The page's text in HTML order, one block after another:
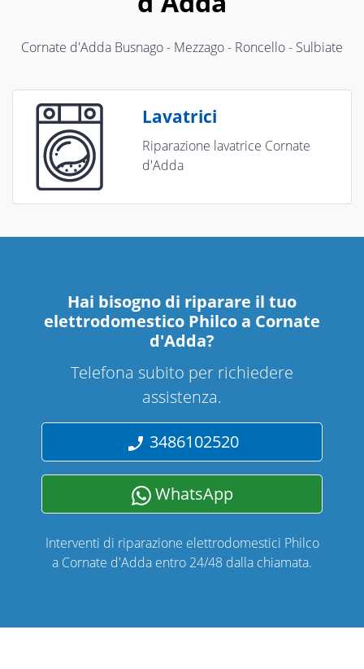
Cornate d'Adda Busnago - Mezzago - Roncello - Sulbiate
Lavatrici
Riparazione lavatrice Cornate
d'Adda
Hai bisogno di riparare il tuo
elettrodomestico Philco a Cornate
d'Adda?
Telefona subito per richiedere
assistenza.
3486102520
WhatsApp
Interventi di riparazione elettrodomestici Philco
a Cornate d'Adda entro 24/48 dalla chiamata.